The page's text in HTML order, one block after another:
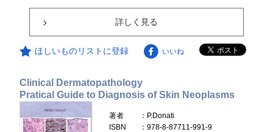
詳しく見る
ほしいものリストに登録 いいね
Clinical Dermatopathology
Pratical Guide to Diagnosis of Skin Neoplasms
著者
：P.Donati
ISBN
：978-8-87711-991-9